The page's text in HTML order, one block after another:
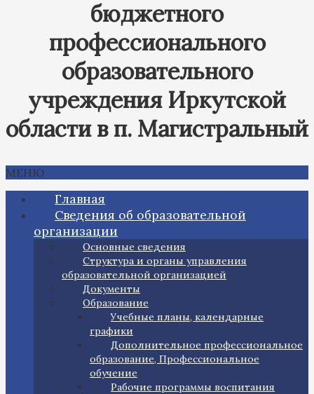
бюджетного
профессионального
образовательного
учреждения Иркутской
области в п. Магистральный
МЕНЮ
Главная
Сведения об образовательной
организации
Основные сведения
Структура и органы управления
образовательной организацией
Документы
Образование
Учебные планы, календарные
графики
Дополнительное профессиональное
образование, Профессиональное
обучение
Рабочие программы воспитания